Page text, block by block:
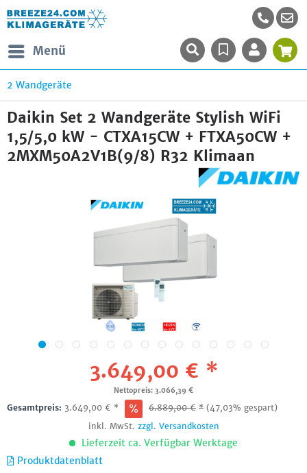
Menü
2 Wandgeräte
Daikin Set 2 Wandgeräte Stylish WiFi
1,5/5,0 kW - CTXA15CW + FTXA50CW +
2MXM50A2V1B(9/8) R32 Klimaan
3.649,00 € *
Nettopreis: 3.066,39 €
Gesamtpreis: 3.649,00 € * 6.889,00€ * (47,03% gespart)
inkl. MwSt. zzgl. Versandkosten
Lieferzeit ca. Verfügbar Werktage
Produktdatenblatt